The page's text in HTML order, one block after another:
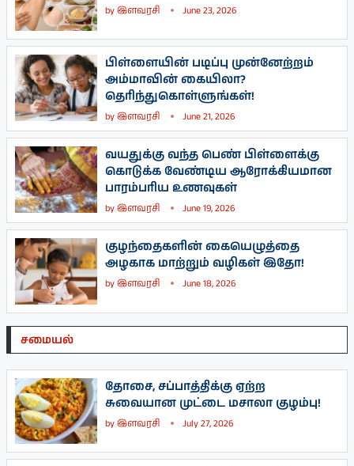
byஇளவரசி June 23, 2026
பிள்ளையின் படிப்பு முன்னேற்றம்
அம்மாவின் கையிலா?
தெரிந்துகொள்ளுங்கள்!
byஇளவரசி June 21, 2026
வயதுக்கு வந்த பெண் பிள்ளைக்கு
கொடுக்க வேண்டிய ஆரோக்கியமான
பாரம்பரிய உணவுகள்
byஇளவரசி June 19, 2026
குழந்தைகளின் கையெழுத்தை
அழகாக மாற்றும் வழிகள் இதோ!
byஇளவரசி June 18, 2026
சமையல்
தோசை, சப்பாத்திக்கு ஏற்ற
சுவையான முட்டை மசாலா குழம்பு!
byஇளவரசி July 27, 2026